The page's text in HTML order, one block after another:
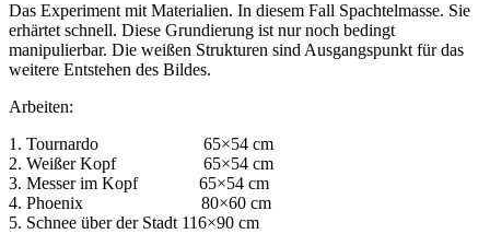
Das Experiment mit Materialien. In diesem Fall Spachtelmasse. Sie
erhärtet schnell. Diese Grundierung ist nur noch bedingt
manipulierbar. Die weißen Strukturen sind Ausgangspunkt für das
weitere Entstehen des Bildes.
Arbeiten:
1. Tournardo 65×54 cm
2. Weißer Kopf 65×54 cm
3. Messer im Kopf 65×54 cm
4. Phoenix 80×60 cm
5. Schnee über der Stadt 116×90 cm